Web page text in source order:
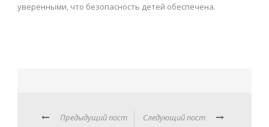
уверенными, что безопасность детей обеспечена.
Предыдущий пост Следующий пост